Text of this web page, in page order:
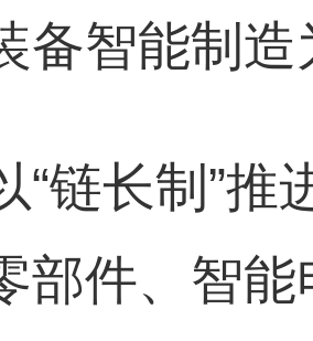
备智能制造
长制”推
部件、智